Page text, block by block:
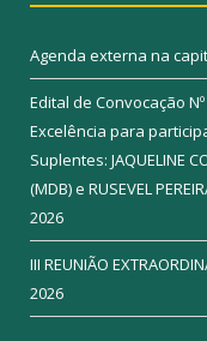
Agenda externa na
Edital de Convocação
Excelência para
Suplentes: JAQUELINE
(MDB) e RUSEVEL
2026
III REUNIÃO
2026